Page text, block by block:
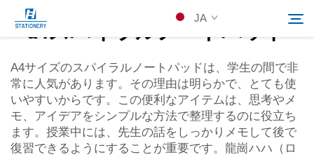
JA
製品
会社概要
検索
a4スパイラルノートパッド
A4サイズのスパイラルノートパッドは、学生の間で非
常に人気があります。その理由は明らかで、とても使
いやすいからです。この便利なアイテムは、思考やメ
モ、アイデアをシンプルな方法で整理するのに役立ち
ます。授業中には、先生の話をしっかりメモして後で
復習できるようにすることが重要です。龍崗ハハ（ロ